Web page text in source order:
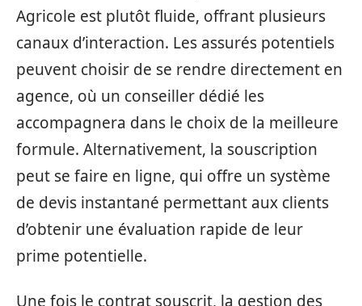
Agricole est plutôt fluide, offrant plusieurs
canaux d’interaction. Les assurés potentiels
peuvent choisir de se rendre directement en
agence, où un conseiller dédié les
accompagnera dans le choix de la meilleure
formule. Alternativement, la souscription
peut se faire en ligne, qui offre un système
de devis instantané permettant aux clients
d’obtenir une évaluation rapide de leur
prime potentielle.
Une fois le contrat souscrit, la gestion des